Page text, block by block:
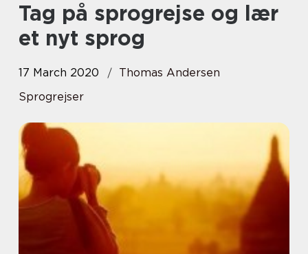
Tag på sprogrejse og lær
et nyt sprog
17 March 2020
Thomas Andersen
Sprogrejser